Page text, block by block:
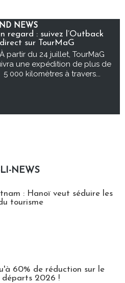
NEWS
regard : suivez l’Outback
sur TourMaG
À partir du 24 juillet, TourMaG
une expédition de plus de
5 000 kilomètres à travers...
NEWS
: Hanoï veut séduire les
tourisme
60% de réduction sur le
départs 2026 !